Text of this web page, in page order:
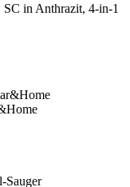
in Anthrazit, 4-in-1